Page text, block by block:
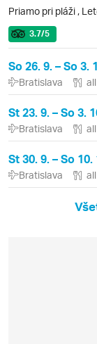
Priamo pri pláži ,
3.7/5
So 26. 9. – So 3.
Bratislava
St 23. 9. – So 3.
Bratislava
St 30. 9. – So
Bratislava